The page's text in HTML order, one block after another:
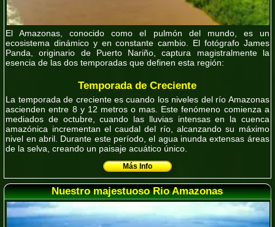
El Amazonas, conocido como el pulmón del mundo, es un
ecosistema dinámico y en constante cambio. El fotógrafo James
Panda, originario de Puerto Nariño, captura magistralmente la
esencia de las dos temporadas que definen esta región:
Temporada de Creciente
La temporada de creciente es cuando los niveles del río Amazonas
ascienden entre 8 y 12 metros o mas. Este fenómeno comienza a
mediados de octubre, cuando las lluvias intensas en la cuenca
amazónica incrementan el caudal del río, alcanzando su máximo
nivel en abril. Durante este período, el agua inunda extensas áreas
de la selva, creando un paisaje acuático único.
Más Info
Nuestro majestuoso Rio Amazonas